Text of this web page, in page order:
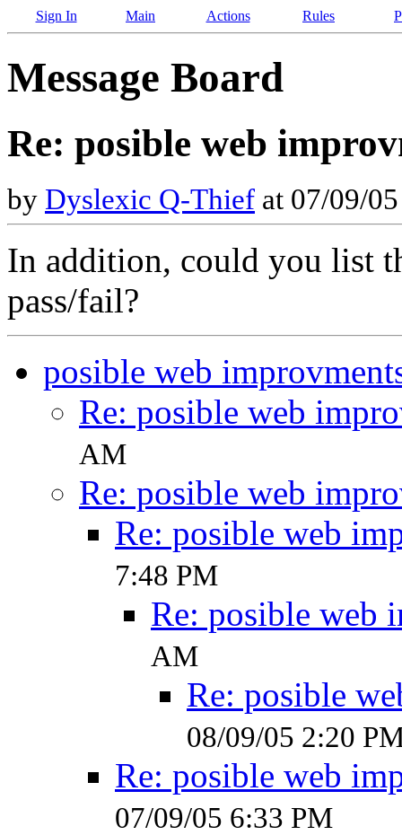
Sign In Main Actions Rules
Message Board
Re: posible web
by Dyslexic Q-Thief at 07/09/
In addition, could you list
pass/fail?
posible web
Re: posible web
AM
Re: posible web
Re: posible web
7:48 PM
Re: posible web
AM
Re: posible
08/09/05 2:20
Re: posible web
07/09/05 6:33 PM